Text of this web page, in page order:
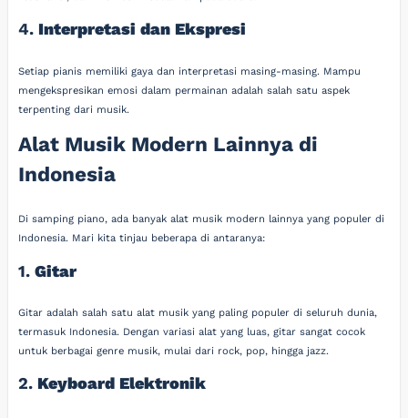
4. Interpretasi dan Ekspresi
Setiap pianis memiliki gaya dan interpretasi masing-masing. Mampu
mengekspresikan emosi dalam permainan adalah salah satu aspek
terpenting dari musik.
Alat Musik Modern Lainnya di
Indonesia
Di samping piano, ada banyak alat musik modern lainnya yang populer di
Indonesia. Mari kita tinjau beberapa di antaranya:
1.Gitar
Gitar adalah salah satu alat musik yang paling populer di seluruh dunia,
termasuk Indonesia. Dengan variasi alat yang luas, gitar sangat cocok
untuk berbagai genre musik, mulai dari rock, pop, hingga jazz.
2. Keyboard Elektronik